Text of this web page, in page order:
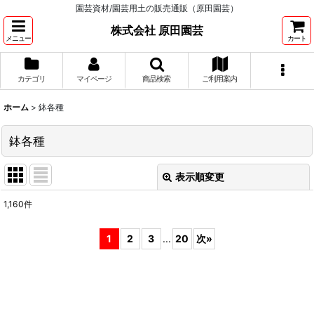
園芸資材/園芸用土の販売通販（原田園芸）
メニュー
株式会社 原田園芸
カート
カテゴリ マイページ 商品検索 ご利用案内
ホーム > 鉢各種
鉢各種
表示順変更
1,160件
1 2 3 ... 20 次»